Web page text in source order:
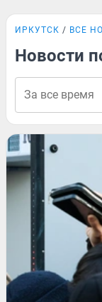
ИРКУТСК ВСЕ
Новости